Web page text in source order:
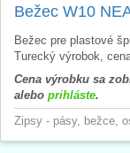
Bežec W10
Bežec pre plastové
Turecký výrobok,
Cena výrobku sa
alebo prihláste.
Zipsy - pásy, bežce,